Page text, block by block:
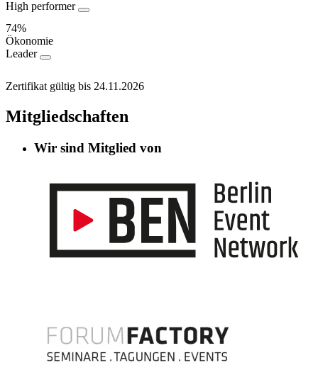
High performer
74%
Ökonomie
Leader
Zertifikat gültig bis 24.11.2026
Mitgliedschaften
Wir sind Mitglied von